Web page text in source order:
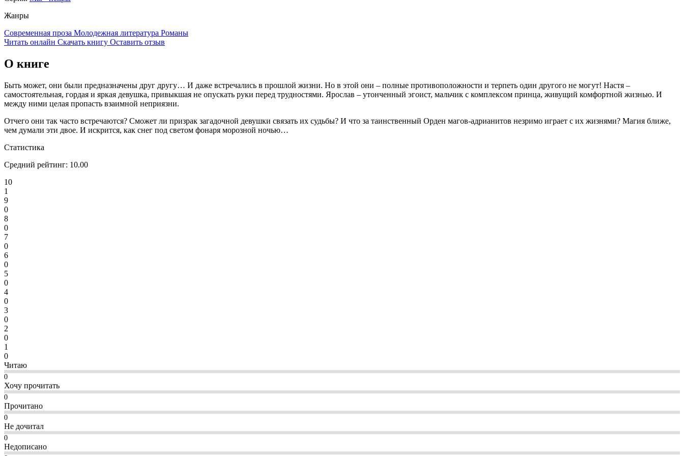
Жанры
Современная проза Молодежная литература Романы
Читать онлайн Скачать книгу Оставить отзыв
О книге
Быть может, они были предназначены друг другу… И даже встречались в прошлой жизни. Но в этой они – полные противоположности и терпеть один другого не могут! Настя –
самостоятельная, гордая и яркая девушка, привыкшая не опускать руки перед трудностями. Ярослав – утонченный эгоист, мальчик с комплексом принца, живущий комфортной жизнью. И
между ними целая пропасть взаимной неприязни.
Отчего они так часто встречаются? Сможет ли призрак загадочной девушки связать их судьбы? И что за таинственный Орден магов-адрианитов незримо играет с их жизнями? Магия ближе,
чем думали эти двое. И искрится, как снег под светом фонаря морозной ночью…
Статистика
Средний рейтинг: 10.00
10
1
9
0
8
0
7
0
6
0
5
0
4
0
3
0
2
0
1
0
Читаю
0
Хочу прочитать
0
Прочитано
0
Не дочитал
0
Недописано